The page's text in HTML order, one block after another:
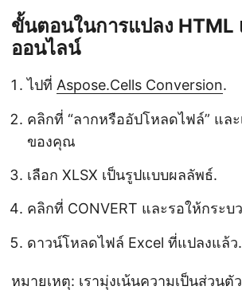
ขั้นตอนในการแปลง HTML
ออนไลน์
ไปที่ Aspose.Cells Conversion.
คลิกที่ “ลากหรืออัปโหลดไฟล์” แล
ของคุณ
เลือก XLSX เป็นรูปแบบผลลัพธ์.
คลิกที่ CONVERT และรอให้กระบว
ดาวน์โหลดไฟล์ Excel ที่แปลงแล้ว.
หมายเหตุ: เรามุ่งเน้นความเป็นส่วน